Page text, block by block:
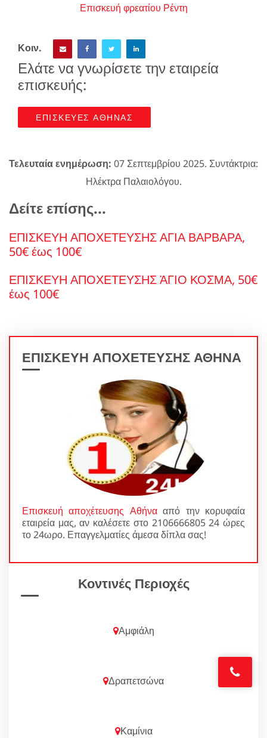
Επισκευή φρεατίου Ρέντη
Κοιν.
Ελάτε να γνωρίσετε την εταιρεία
επισκευής:
ΕΠΙΣΚΕΥΕΣ ΑΘΗΝΑΣ
Τελευταία ενημέρωση: 07 Σεπτεμβρίου 2025. Συντάκτρια:
Ηλέκτρα Παλαιολόγου.
Δείτε επίσης...
ΕΠΙΣΚΕΥΗ ΑΠΟΧΕΤΕΥΣΗΣ ΑΓΙΑ ΒΑΡΒΑΡΑ,
50€ έως 100€
ΕΠΙΣΚΕΥΗ ΑΠΟΧΕΤΕΥΣΗΣ ΆΓΙΟ ΚΟΣΜΑ, 50€
έως 100€
ΕΠΙΣΚΕΥΗ ΑΠΟΧΕΤΕΥΣΗΣ ΑΘΗΝΑ
Επισκευή αποχέτευσης Αθήνααπό την κορυφαία
εταιρεία μας, αν καλέσετε στο 2106666805 24 ώρες
το 24ωρο. Επαγγελματίες άμεσα δίπλα σας!
Κοντινές Περιοχές
Αμφιάλη
Δραπετσώνα
Καμίνια